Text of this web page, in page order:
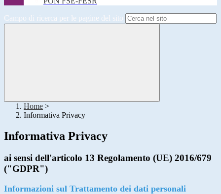
Campo di ricerca per le pagine del sito
Home >
Informativa Privacy
Informativa Privacy
ai sensi dell'articolo 13 Regolamento (UE) 2016/679
("GDPR")
Informazioni sul Trattamento dei dati personali